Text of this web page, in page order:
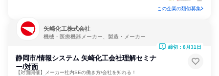
この企業の類似募集
矢崎化工株式会社
機械・医療機器メーカー、製造・メーカー
静岡市/情報システム 矢崎化工会社理解セミナ
ー/対面
【対面開催】メーカー社内SEの働き方/会社を知れる！
締切：8月31日